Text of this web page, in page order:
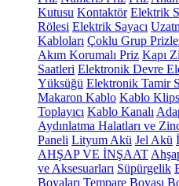
Kutusu Kontaktör Elektrik
Rölesi Elektrik Sayacı
Kabloları Çoklu Grup
Akım Korumalı Priz Kapı
Saatleri Elektronik Devre
Yüksüğü Elektronik Tamir
Makaron Kablo Kablo
Toplayıcı Kablo Kanalı
Aydınlatma Halatları ve
Paneli Lityum Akü Jel Akü
AHŞAP VE İNŞAAT
ve Aksesuarları Süpürgelik
Boyaları Tempare Boyası